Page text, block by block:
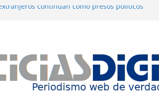
continúan como presos políticos
exige justicia por muerte del preso
Francés culmina muestra histórica y